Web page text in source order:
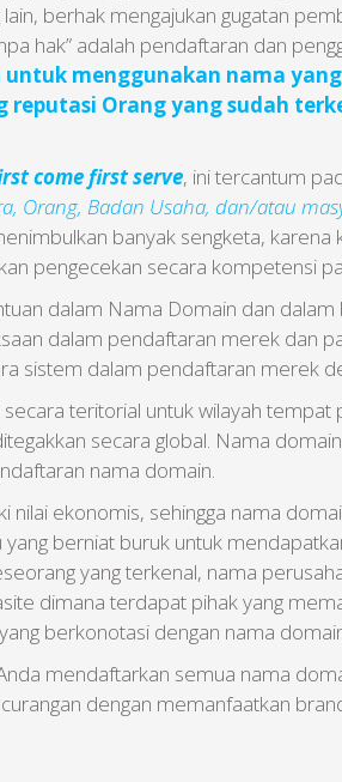
berhak mengajukan gugatan
hak” adalah pendaftaran dan
menggunakan nama
Orang yang sudah
come first serve, ini tercantum
Orang, Badan Usaha, dan/atau
banyak sengketa,
pengecekan secara kompetensi
dalam Nama Domain dan
dalam pendaftaran merek dan
sistem dalam pendaftaran merek
teritorial untuk wilayah
secara global. Nama
nama domain.
ekonomis, sehingga nama
berniat buruk untuk
yang terkenal, nama
dimana terdapat pihak yang
berkonotasi dengan nama
mendaftarkan semua nama
dengan memanfaatkan